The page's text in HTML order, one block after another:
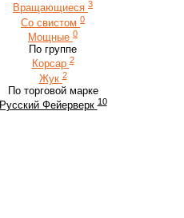
Вращающиеся 3
Со свистом 0
Мощные 0
По группе
Корсар 2
Жук 2
По торговой марке
Русский Фейерверк 10